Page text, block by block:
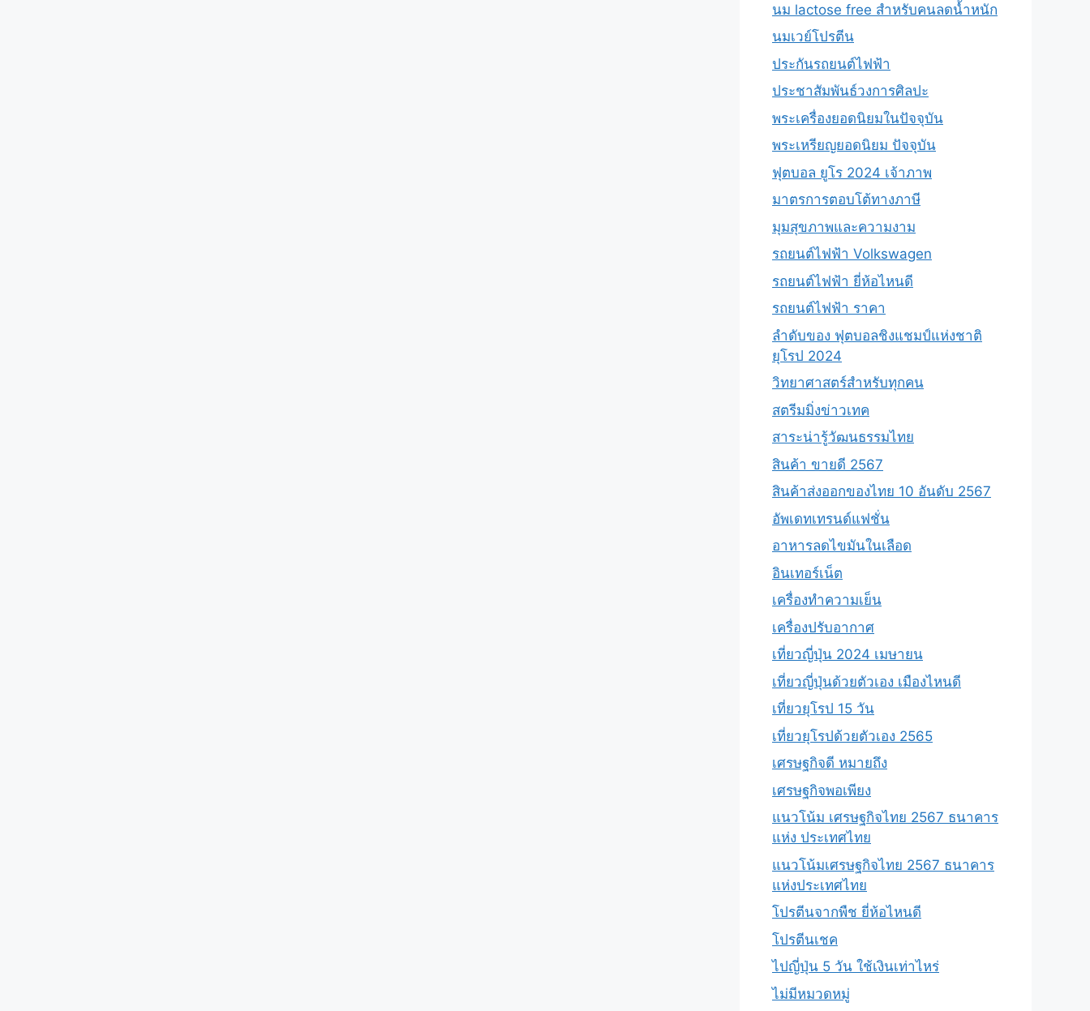
นม lactose free สำหรับคนลดน้ำหนัก
นมเวย์โปรตีน
ประกันรถยนต์ไฟฟ้า
ประชาสัมพันธ์วงการศิลปะ
พระเครื่องยอดนิยมในปัจจุบัน
พระเหรียญยอดนิยม ปัจจุบัน
ฟุตบอล ยูโร 2024 เจ้าภาพ
มาตรการตอบโต้ทางภาษี
มุมสุขภาพและความงาม
รถยนต์ไฟฟ้า Volkswagen
รถยนต์ไฟฟ้า ยี่ห้อไหนดี
รถยนต์ไฟฟ้า ราคา
ลำดับของ ฟุตบอลชิงแชมป์แห่งชาติ
ยุโรป 2024
วิทยาศาสตร์สำหรับทุกคน
สตรีมมิ่งข่าวเทค
สาระน่ารู้วัฒนธรรมไทย
สินค้า ขายดี 2567
สินค้าส่งออกของไทย 10 อันดับ 2567
อัพเดทเทรนด์แฟชั่น
อาหารลดไขมันในเลือด
อินเทอร์เน็ต
เครื่องทำความเย็น
เครื่องปรับอากาศ
เที่ยวญี่ปุ่น 2024 เมษายน
เที่ยวญี่ปุ่นด้วยตัวเอง เมืองไหนดี
เที่ยวยุโรป 15 วัน
เที่ยวยุโรปด้วยตัวเอง 2565
เศรษฐกิจดี หมายถึง
เศรษฐกิจพอเพียง
แนวโน้ม เศรษฐกิจไทย 2567 ธนาคาร
แห่ง ประเทศไทย
แนวโน้มเศรษฐกิจไทย 2567 ธนาคาร
แห่งประเทศไทย
โปรตีนจากพืช ยี่ห้อไหนดี
โปรตีนเชค
ไปญี่ปุ่น 5 วัน ใช้เงินเท่าไหร่
ไม่มีหมวดหมู่